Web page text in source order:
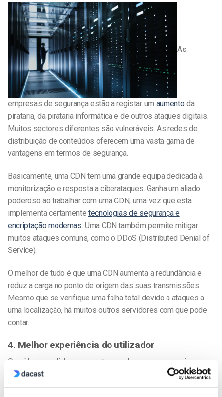
As
empresas de segurança estão a registar um aumento da
pirataria, da pirataria informática e de outros ataques digitais.
Muitos sectores diferentes são vulneráveis. As redes de
distribuição de conteúdos oferecem uma vasta gama de
vantagens em termos de segurança.
Basicamente, uma CDN tem uma grande equipa dedicada à
monitorização e resposta a ciberataques. Ganha um aliado
poderoso ao trabalhar com uma CDN, uma vez que esta
implementa certamente tecnologias de segurança e
encriptação modernas. Uma CDN também permite mitigar
muitos ataques comuns, como o DDoS (Distributed Denial of
Service).
O melhor de tudo é que uma CDN aumenta a redundância e
reduz a carga no ponto de origem das suas transmissões.
Mesmo que se verifique uma falha total devido a ataques a
uma localização, há muitos outros servidores com que pode
contar.
4. Melhor experiência do utilizador
Os vídeos em linha com um tempo de arranque superior a
dois segundos
têm taxas de abandono de vídeos em fluxo
contínuo significativamente mais elevadas. Cada segundo